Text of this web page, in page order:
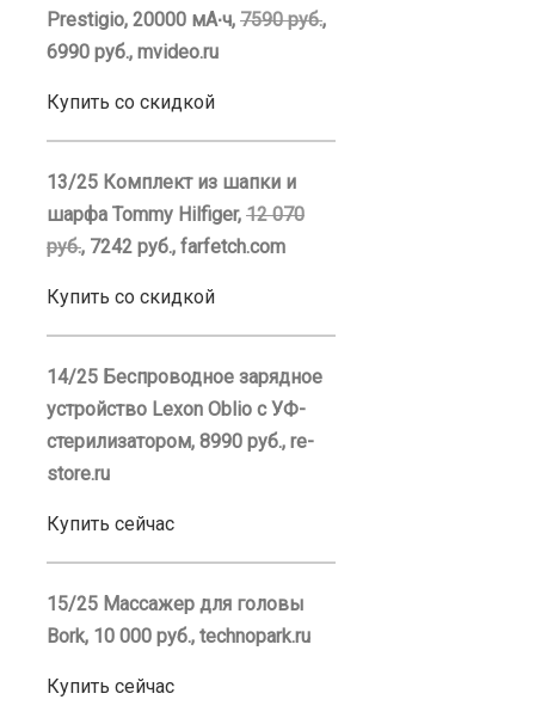
Prestigio, 20000 мА∙ч, 7590 руб.,
6990 руб., mvideo.ru
Купить со скидкой
13/25 Комплект из шапки и
шарфа Tommy Hilfiger, 12 070
руб., 7242 руб., farfetch.com
Купить со скидкой
14/25 Беспроводное зарядное
устройство Lexon Oblio с УФ-
стерилизатором, 8990 руб., re-
store.ru
Купить сейчас
15/25 Массажер для головы
Bork, 10 000 руб., technopark.ru
Купить сейчас